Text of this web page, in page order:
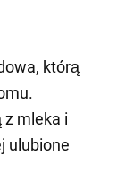
którą
z mleka i
ulubione